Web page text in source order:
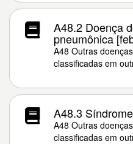
A48.2 Doença
pneumônica
A48 Outras
classificadas em
A48.3
A48 Outras
classificadas em